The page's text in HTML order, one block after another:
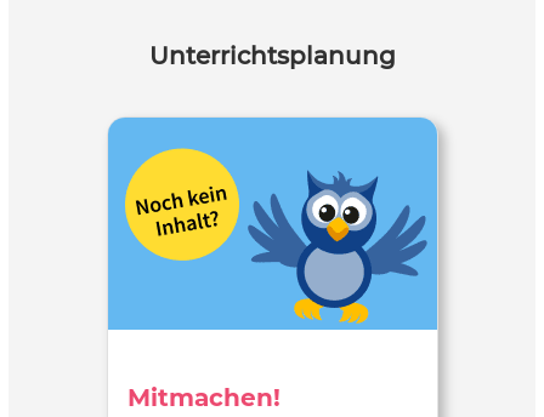
Unterrichtsplanung
Mitmachen!